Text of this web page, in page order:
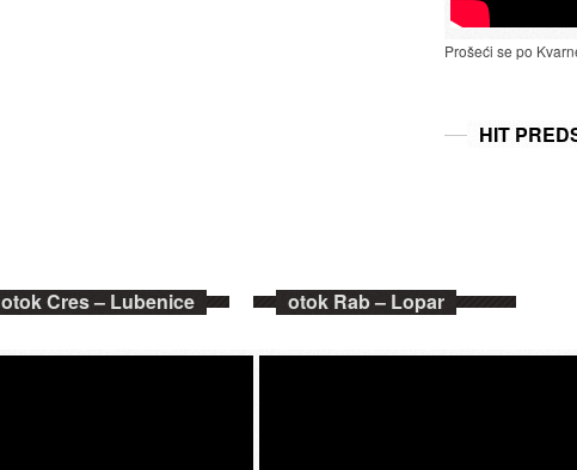
Prošeći se po
HIT
otok Cres – Lubenice otok Rab – Lopar